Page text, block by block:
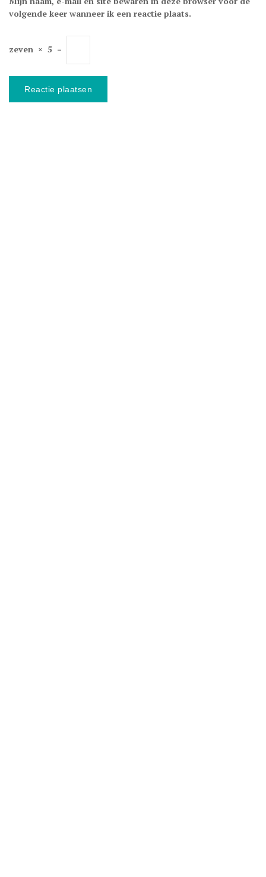
volgende keer wanneer ik een reactie plaats.
zeven × 5 =